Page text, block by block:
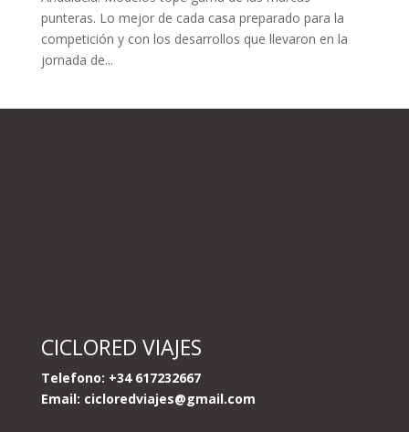
punteras. Lo mejor de cada casa preparado para la
competición y con los desarrollos que llevaron en la
jornada de...
CICLORED VIAJES
Telefono: +34 617232667
Email: cicloredviajes@gmail.com